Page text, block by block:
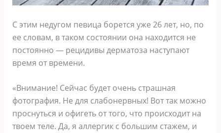
С этим недугом певица борется уже 26 лет, но, по
ее словам, в таком состоянии она находится не
постоянно — рецидивы дерматоза наступают
время от времени.
«Внимание! Сейчас будет очень страшная
фотография. Не для слабонервных! Вот так можно
проснуться и офигеть от того, что происходит на
твоем теле. Да, я аллергик с большим стажем, и